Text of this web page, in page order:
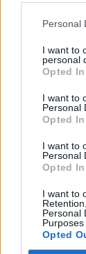
Personal
I want to
personal
Opted In
I want to
Personal
Opted In
I want to
Personal
Opted In
I want to
Personal
Opted
γίνουμε
αλίμονο αν
πολλών
με κάθε
είμαστε
μάθετε πρώτοι
ΑΙΓΙΟ
ΑΕΙ